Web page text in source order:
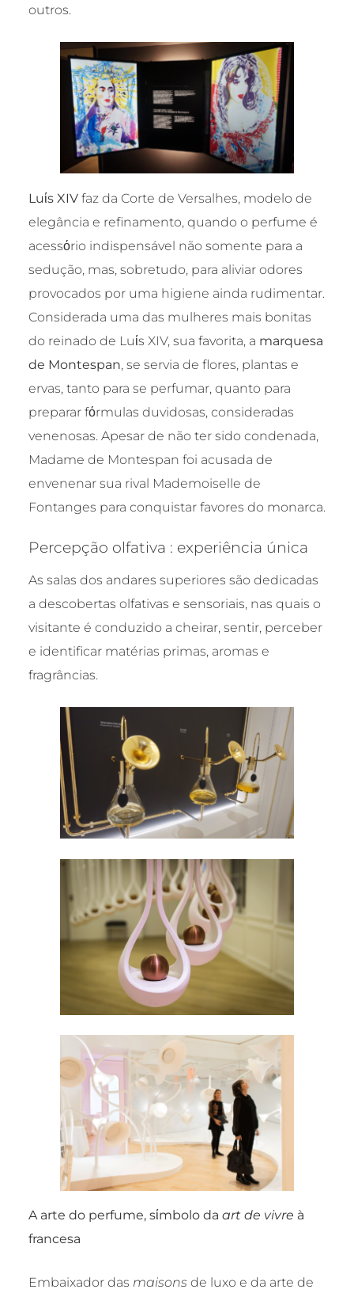
outros.
Luίs XIV faz da Corte de Versalhes, modelo de
elegância e refinamento, quando o perfume é
acessόrio indispensável não somente para a
sedução, mas, sobretudo, para aliviar odores
provocados por uma higiene ainda rudimentar.
Considerada uma das mulheres mais bonitas
do reinado de Luίs XIV, sua favorita, a marquesa
de Montespan, se servia de flores, plantas e
ervas, tanto para se perfumar, quanto para
preparar fόrmulas duvidosas, consideradas
venenosas. Apesar de não ter sido condenada,
Madame de Montespan foi acusada de
envenenar sua rival Mademoiselle de
Fontanges para conquistar favores do monarca.
Percepção olfativa : experiência única
As salas dos andares superiores são dedicadas
a descobertas olfativas e sensoriais, nas quais o
visitante é conduzido a cheirar, sentir, perceber
e identificar matérias primas, aromas e
fragrâncias.
A arte do perfume, sίmbolo da art de vivre à
francesa
Embaixador das maisons de luxo e da arte de